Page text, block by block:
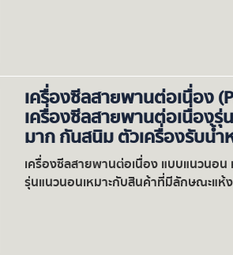
เครื่องซีลสายพานต่อเนื่อง
เครื่องซีลสายพานต่อเนื่องรุ่
มาก กันสนิม ตัวเครื่องรับน้ำ
เครื่องซีลสายพานต่อเนื่อง แบบแนวนอน
รุ่นแนวนอนเหมาะกับสินค้าที่มีลักษณะแห้ง